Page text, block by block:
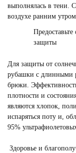
выполнялась в тени.
воздухе ранним
защиты
Для защиты от
рубашки с длинными
брюки.
плотности и
являются хлопок,
испаряться поту и,
95%
Здоровье и